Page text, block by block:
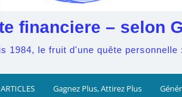
financiere – selon
1984, le fruit d'une quête
ARTICLES Gagnez Plus, Attirez Plus